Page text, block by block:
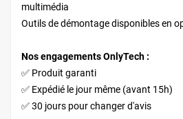
multimédia
Outils de démontage disponibles en
Nos engagements OnlyTech :
✅ Produit garanti
✅ Expédié le jour même (avant 15h)
✅ 30 jours pour changer d'avis